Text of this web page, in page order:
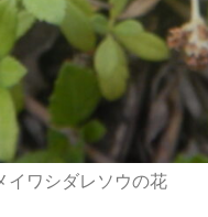
イワシダレソウの花